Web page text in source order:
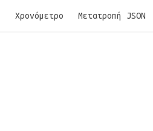
Χρονόμετρο Μετατροπή JSON